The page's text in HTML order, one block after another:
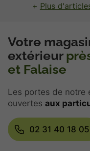
Plus
Votre
extérieur
et Falaise
Les portes de notre
ouvertes aux
02 31 40 18 05